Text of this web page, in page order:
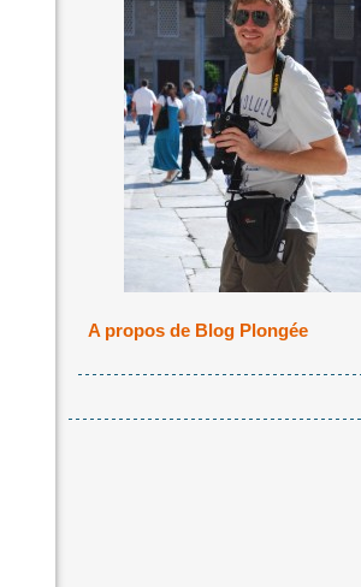
A propos de Blog Plongée